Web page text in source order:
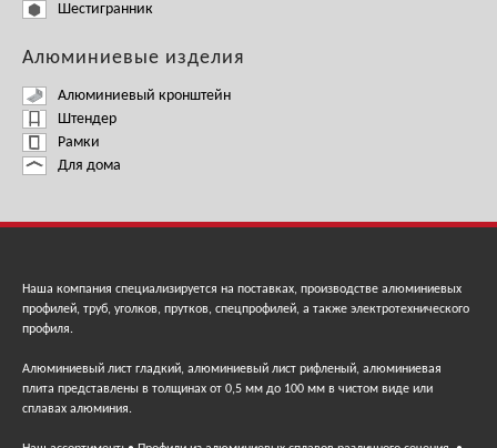
Шестигранник
Алюминиевые изделия
Алюминиевый кронштейн
Штендер
Рамки
Для дома
Наша компания специализируется на поставках, производстве алюминиевых
профилей, труб, уголков, прутков, спецпрофилей, а также электротехнического
профиля.
Алюминиевый лист гладкий, алюминиевый лист рифленый, алюминиевая
плита представлены в толщинах от 0,5 мм до 100 мм в чистом виде или
сплавах алюминия.